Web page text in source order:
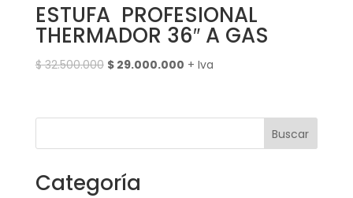
ESTUFA PROFESIONAL
THERMADOR 36″ A GAS
$32.500.000 El
era:
$29.000.000El
es:
+ Iva
Buscar
Categoría